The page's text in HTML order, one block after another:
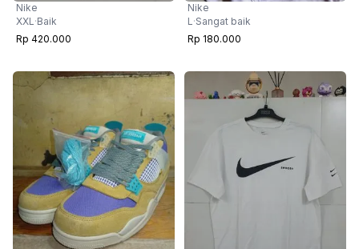
Nike
XXL ·Baik
Rp 420.000
Nike
L·Sangat baik
Rp 180.000